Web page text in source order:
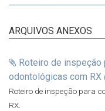
ARQUIVOS ANEXOS
Roteiro de
odontológicas com RX
Roteiro de inspeção para
RX.